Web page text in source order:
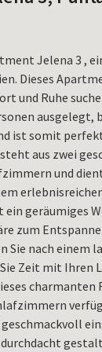
Jelena 3 ,
Dieses
und Ruhe
ist somit
aus zwei
und
geräumiges
zum
Sie nach einem
Zeit mit Ihren
charmanten
durchdacht